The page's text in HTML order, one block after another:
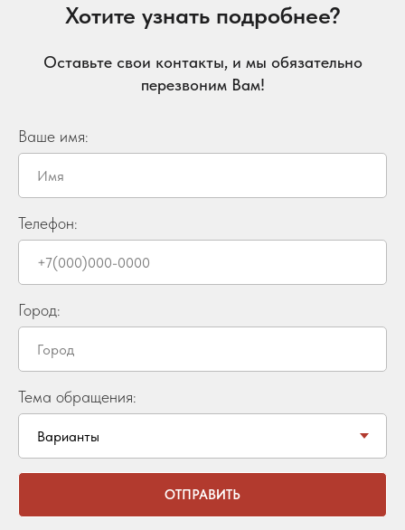
Хотите узнать подробнее?
Оставьте свои контакты, и мы обязательно
перезвоним Вам!
Ваше имя:
Телефон:
Город:
Тема обращения:
ОТПРАВИТЬ